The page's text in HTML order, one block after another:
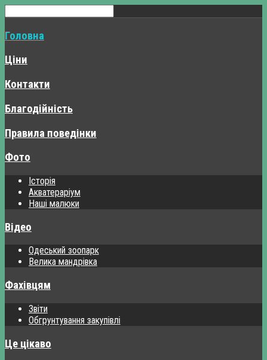
Головна
Ціни
Контакти
Благодійність
Правила поведінки
Фото
Історія
Акватераріум
Наші малюки
Відео
Одеський зоопарк
Велика мандрівка
Фахівцям
Звіти
Обгрунтування закупівлі
Це цікаво